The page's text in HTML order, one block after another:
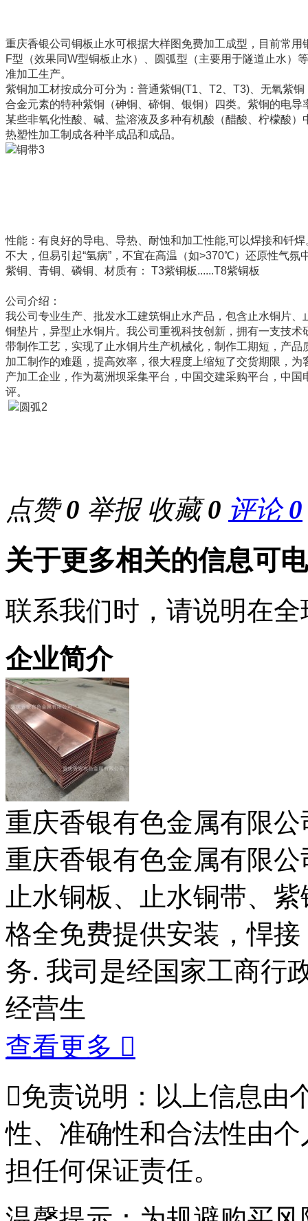
重庆香银公司铜板止水可根据大样图免费加工成型，目前常
F型（效果同W型铜板止水）、圆弧型（主要用于隧道止水）
准加工生产。
紫铜加工材按成分可分为：普通紫铜(T1、T2、T3)、无氧紫
合金元素的特种紫铜（砷铜、碲铜、银铜）四类。紫铜的电
某些非氧化性酸、碱、盐溶液及多种有机酸（醋酸、柠檬酸
热塑性加工制成各种半成品和成品。
性能：有良好的导电、导热、耐蚀和加工性能,可以焊接和钎
不大，但易引起“氢病”，不宜在高温（如>370℃）还原性气氛
紫铜、青铜、磷铜、材质有： T3紫铜板......T8紫铜板
公司介绍：
我公司专业生产、批发水工建筑铜止水产品，包含止水铜片
铜垫片，异型止水铜片。我公司重视科技创新，拥有一支技
带制作工艺，实现了止水铜片生产机械化，制作工期短，产
加工制作的难题，提高效率，很大程度上缩短了交货期限，
产加工企业，作为葛洲坝采集平台，中国交建采购平台，中
评。
点赞0 举报 收藏0 评论0
关于更多相关的信息可
联系我们时，请说明在
企业简介
重庆香银有色金属有限公
重庆香银有色金属有限
止水铜板、止水铜带、
格全免费提供安装，悍
务. 我司是经国家工商行
经营生
查看更多 
免责说明：以上信息由
性、准确性和合法性由
担任何保证责任。